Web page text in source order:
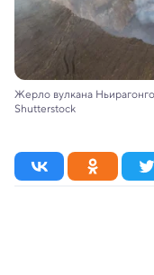
Жерло вулкана Ньирагонго
Shutterstock